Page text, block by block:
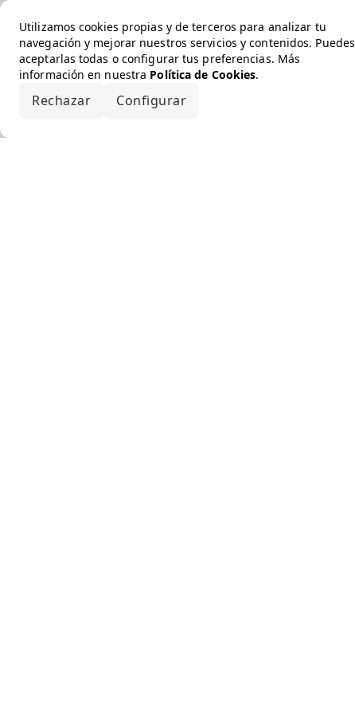
Utilizamos cookies propias y de terceros para analizar tu
navegación y mejorar nuestros servicios y contenidos. Puedes
aceptarlas todas o configurar tus preferencias. Más
información en nuestra Política de Cookies.
Rechazar Configurar